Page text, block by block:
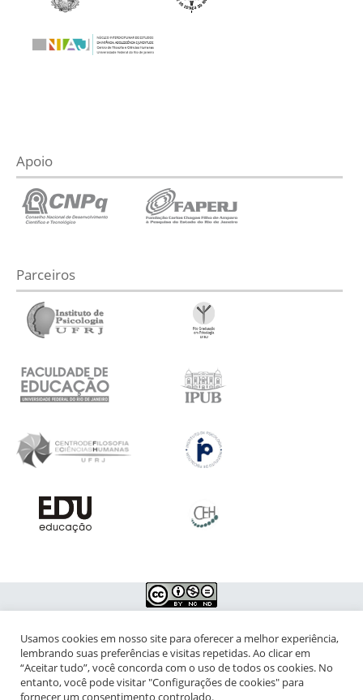
Apoio
Parceiros
NIPIAC – Núcleo Interdisciplinar de Pesquisa para a Infância e
Adolescência Contemporâneas
Universidade Federal do Rio de Janeiro - Campus da Praia Vermelha
Usamos cookies em nosso site para oferecer a melhor experiência,
lembrando suas preferências e visitas repetidas. Ao clicar em
“Aceitar tudo”, você concorda com o uso de todos os cookies. No
entanto, você pode visitar "Configurações de cookies" para
fornecer um consentimento controlado.